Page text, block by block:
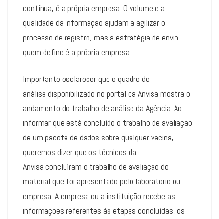
contínua, é a própria empresa. O volume e a
qualidade da informação ajudam a agilizar o
processo de registro, mas a estratégia de envio
quem define é a própria empresa.
Importante esclarecer que o quadro de
análise disponibilizado no portal da Anvisa mostra o
andamento do trabalho de análise da Agência. Ao
informar que está concluído o trabalho de avaliação
de um pacote de dados sobre qualquer vacina,
queremos dizer que os técnicos da
Anvisa concluíram o trabalho de avaliação do
material que foi apresentado pelo laboratório ou
empresa. A empresa ou a instituição recebe as
informações referentes às etapas concluídas, os